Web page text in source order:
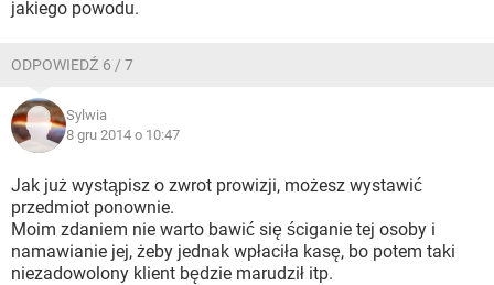
jakiego powodu.
ODPOWIEDŹ 6 / 7
Sylwia
8 gru 2014 o 10:47
Jak już wystąpisz o zwrot prowizji, możesz wystawić
przedmiot ponownie.
Moim zdaniem nie warto bawić się ściganie tej osoby i
namawianie jej, żeby jednak wpłaciła kasę, bo potem taki
niezadowolony klient będzie marudził itp.